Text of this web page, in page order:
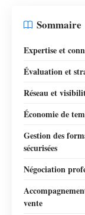
Sommaire
Expertise et
Évaluation et
Réseau et
Économie de
Gestion des
sécurisées
Négociation
vente